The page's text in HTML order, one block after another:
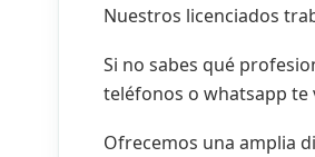
Nuestros licenciados
Si no sabes qué
teléfonos o whatsapp te
Ofrecemos una amplia